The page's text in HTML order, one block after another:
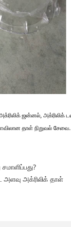
ஜன்னல், அக்ரிலிக்
தாள் நிறுவல்
அளவு அக்ரிலிக் தாள்